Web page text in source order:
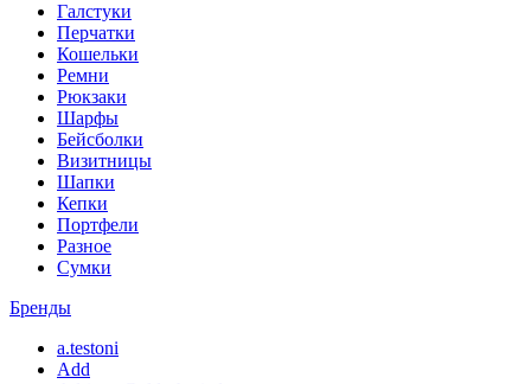
Галстуки
Перчатки
Кошельки
Ремни
Рюкзаки
Шарфы
Бейсболки
Визитницы
Шапки
Кепки
Портфели
Разное
Сумки
Бренды
a.testoni
Add